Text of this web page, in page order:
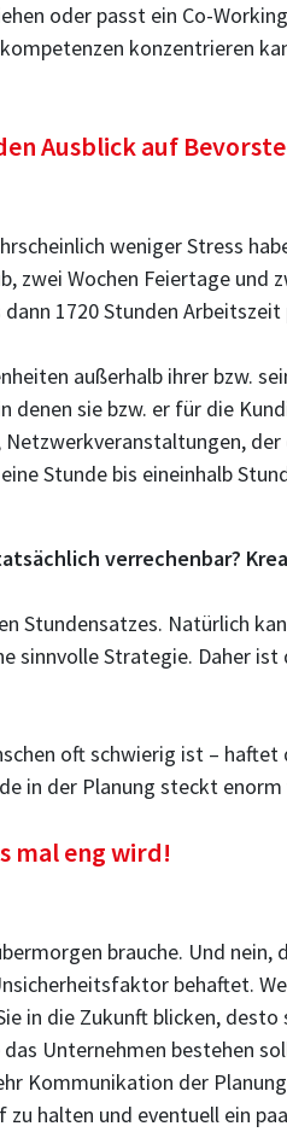
oder passt ein Co-
konzentrieren
Ausblick auf
weniger Stress
zwei Wochen Feiertage und
1720 Stunden
außerhalb ihrer bzw.
sie bzw. er für die
der
Stunde bis eineinhalb
verrechenbar?
Stundensatzes. Natürlich
sinnvolle Strategie. Daher
oft schwierig ist –
in der Planung steckt
mal eng wird!
brauche. Und
behaftet.
in die Zukunft blicken,
Unternehmen bestehen
Kommunikation der
halten und eventuell ein